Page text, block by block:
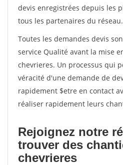
devis enregistrées depuis les
tous les partenaires du réseau.
Toutes les demandes devis
service Qualité avant la mise
chevrieres. Un processus qui
véracité d'une demande de
rapidement $etre en contact
réaliser rapidement leurs
Rejoignez notre
trouver des
chevrieres